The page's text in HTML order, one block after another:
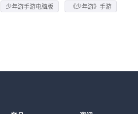
少年游手游电脑版 《少年游》手游